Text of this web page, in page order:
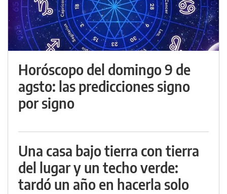
Horóscopo del domingo 9 de
agsto: las predicciones signo
por signo
Una casa bajo tierra con tierra
del lugar y un techo verde:
tardó un año en hacerla solo